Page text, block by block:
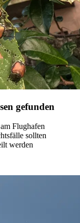
gefunden
Flughafen
sollten
werden